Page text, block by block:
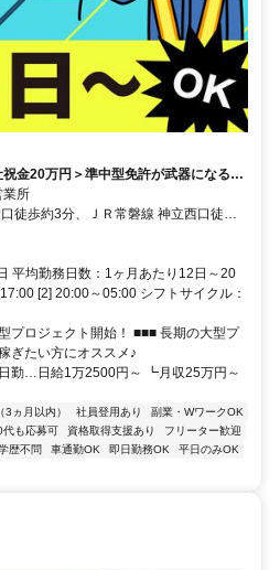
金20万円＞準中型免許が武器になる！
業所
徒歩約3分、ＪＲ常磐線 神立西口徒歩
口徒歩約87分 土浦駅周辺｜直行直帰
平均勤務日数：1ヶ月あたり12日～20
[2] 20:00～05:00 シフトサイクル：
プロジェクト開始！ ■■■ 長期の大型プ
ぎたい方にオススメ♪
給1万2500円～ ┗月収25万円～
3ヵ月以内） 社員登用あり
副業・WワークOK
代も応募可 資格取得支援あり
フリーター歓迎
歴不問 車通勤OK 即日勤務OK
平日のみOK